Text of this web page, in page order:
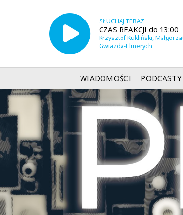
SŁUCHAJ TERAZ
CZAS REAKCJI do 13:00
Krzysztof Kukliński,
Gwiazda-Elmerych
WIADOMOŚCI PODCASTY